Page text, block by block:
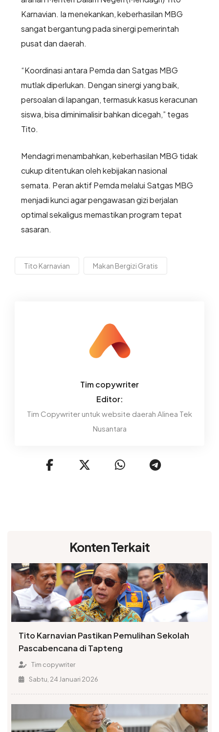
Karnavian. Ia menekankan, keberhasilan MBG
sangat bergantung pada sinergi pemerintah
pusat dan daerah.
“Koordinasi antara Pemda dan Satgas MBG
mutlak diperlukan. Dengan sinergi yang baik,
persoalan di lapangan, termasuk kasus keracunan
siswa, bisa diminimalisir bahkan dicegah,” tegas
Tito.
Mendagri menambahkan, keberhasilan MBG tidak
cukup ditentukan oleh kebijakan nasional
semata. Peran aktif Pemda melalui Satgas MBG
menjadi kunci agar pengawasan gizi berjalan
optimal sekaligus memastikan program tepat
sasaran.
Tito Karnavian Makan Bergizi Gratis
Tim copywriter
Editor:
Tim Copywriter untuk website daerah Alinea Tek
Nusantara
Konten Terkait
Tito Karnavian Pastikan Pemulihan Sekolah
Pascabencana di Tapteng
Tim copywriter
Sabtu, 24 Januari 2026